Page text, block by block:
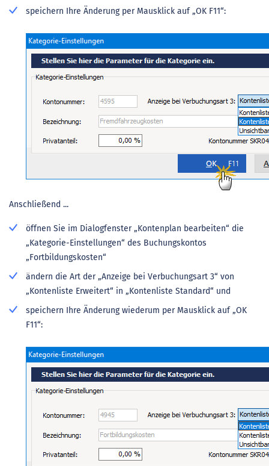
speichern Ihre Änderung per Mausklick auf „OK F11“:
Anschließend ...
öffnen Sie im Dialogfenster „Kontenplan bearbeiten“ die
„Kategorie-Einstellungen“ des Buchungskontos
„Fortbildungskosten“
ändern die Art der „Anzeige bei Verbuchungsart 3“ von
„Kontenliste Erweitert“ in „Kontenliste Standard“ und
speichern Ihre Änderung wiederum per Mausklick auf „OK
F11“: